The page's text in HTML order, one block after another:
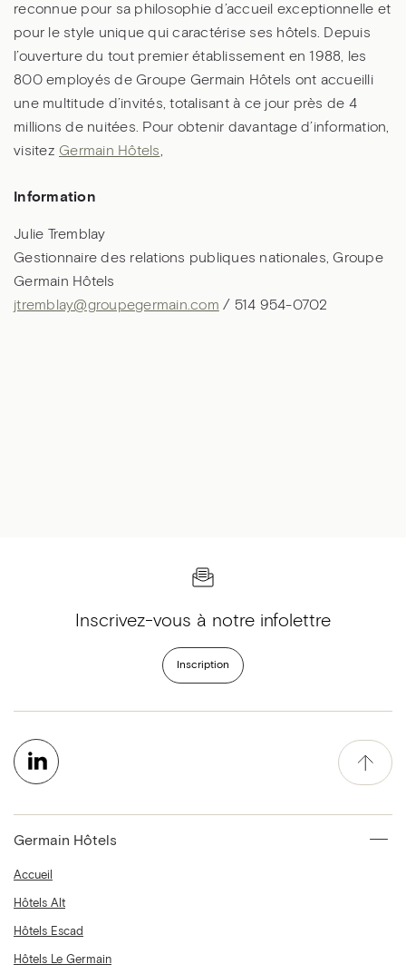
reconnue pour sa philosophie d’accueil exceptionnelle et
pour le style unique qui caractérise ses hôtels. Depuis
l’ouverture du tout premier établissement en 1988, les
800 employés de Groupe Germain Hôtels ont accueilli
une multitude d’invités, totalisant à ce jour près de 4
millions de nuitées. Pour obtenir davantage d’information,
visitez Germain Hôtels
Information
Julie Tremblay
Gestionnaire des relations publiques nationales, Groupe
Germain Hôtels
jtremblay@groupegermain.com / 514 954-0702
Inscrivez-vous à notre infolettre
Inscription
Germain Hôtels
Accueil
Hôtels Alt
Hôtels Escad
Hôtels Le Germain